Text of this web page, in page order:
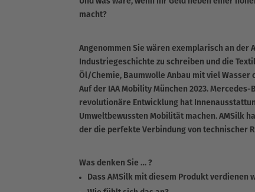
macht?
Angenommen Sie wären exemplarisch an
Industriegeschichte zu schreiben und die
Öl/Chemie, Baumwolle Anbau mit viel
Auf der IAA Mobility München 2023.
revolutionäre Entwicklung hat
Umweltbewussten Mobilität machen. AMSilk
der die perfekte Verbindung von technischer
Was denken Sie … ?
Dass AMSilk mit diesem Produkt verdienen